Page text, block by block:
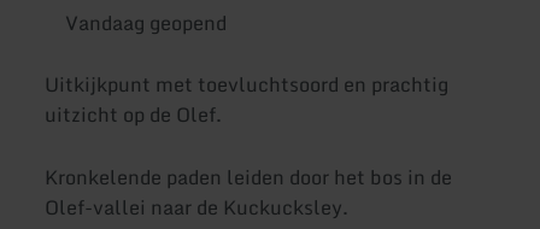
Vandaag geopend
Uitkijkpunt met toevluchtsoord en prachtig
uitzicht op de Olef.
Kronkelende paden leiden door het bos in de
Olef-vallei naar de Kuckucksley.